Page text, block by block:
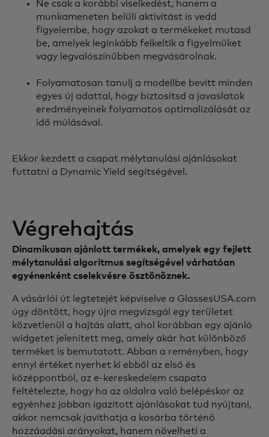
Ne csak a korábbi viselkedést, hanem a
munkameneten belüli aktivitást is vedd
figyelembe, hogy azokat a termékeket mutasd
be, amelyek leginkább felkeltik a figyelmüket
vagy legvalószínűbben megvásárolnak.
Folyamatosan tanulj a modellbe bevitt minden
egyes új adattal, hogy biztosítsd a javaslatok
eredményeinek folyamatos optimalizálását az
idő múlásával.
Ekkor kezdett a csapat mélytanulási ajánlásokat
futtatni a Dynamic Yield segítségével.
Végrehajtás
Dinamikusan ajánlott termékek, amelyek egy fejlett
mélytanulási algoritmus segítségével várhatóan
egyénenként cselekvésre ösztönöznek.
A vásárlói út legtetejét képviselve a GlassesUSA.com
úgy döntött, hogy újra megvizsgál egy területet
közvetlenül a hajtás alatt, ahol korábban egy ajánló
widgetet jelenített meg, amely akár hat különböző
terméket is bemutatott. Abban a reményben, hogy
ennyi értéket nyerhet ki ebből az első és
középpontból, az e-kereskedelem csapata
feltételezte, hogy ha az oldalra való belépéskor az
egyénhez jobban igazított ajánlásokat tud nyújtani,
akkor nemcsak javíthatja a kosárba történő
hozzáadási arányokat, hanem növelheti a